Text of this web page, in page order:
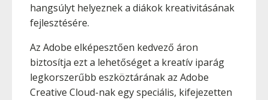
hangsúlyt helyeznek a diákok kreativitásának
fejlesztésére.
Az Adobe elképesztően kedvező áron
biztosítja ezt a lehetőséget a kreatív iparág
legkorszerűbb eszköztárának az Adobe
Creative Cloud-nak egy speciális, kifejezetten